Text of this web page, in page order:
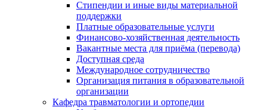
Стипендии и иные виды материальной
поддержки
Платные образовательные услуги
Финансово-хозяйственная деятельность
Вакантные места для приёма (перевода)
Доступная среда
Международное сотрудничество
Организация питания в образовательной
организации
Кафедра травматологии и ортопедии